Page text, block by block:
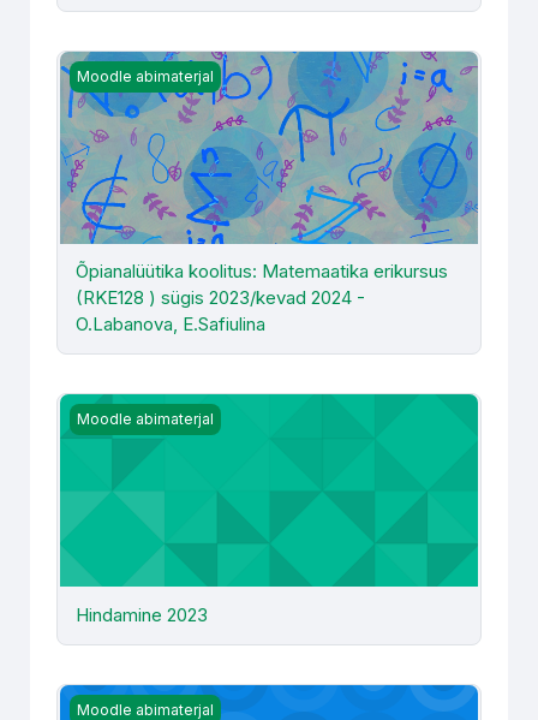
Õpianalüütika koolitus: Matemaatika erikursus (RKE128
Moodle abimaterjal
Õpianalüütika koolitus: Matemaatika erikursus
(RKE128 ) sügis 2023/kevad 2024 -
O.Labanova, E.Safiulina
Hindamine 2023
Moodle abimaterjal
Hindamine 2023
PowerPoint alustajale õppejõule
Moodle abimaterjal